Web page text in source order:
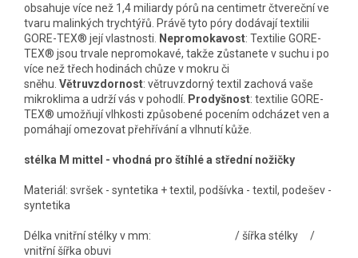
obsahuje více než 1,4 miliardy pórů na centimetr čtvereční ve
tvaru malinkých trychtýřů. Právě tyto póry dodávají textilii
GORE-TEX® její vlastnosti.
Nepromokavost: Textilie GORE-
TEX® jsou trvale nepromokavé, takže zůstanete v suchu i po
více než třech hodinách chůze v mokru či
sněhu. Větruvzdornost: větruvzdorný textil zachová vaše
mikroklima a udrží vás v pohodlí. Prodyšnost: textilie GORE-
TEX® umožňují vlhkosti způsobené pocením odcházet ven a
pomáhají omezovat přehřívání a vlhnutí kůže.
stélka M mittel - vhodná pro štíhlé a střední nožičky
Materiál: svršek - syntetika + textil, podšívka - textil, podešev -
syntetika
Délka vnitřní stélky v mm: / šířka stélky /
vnitřní šířka obuvi